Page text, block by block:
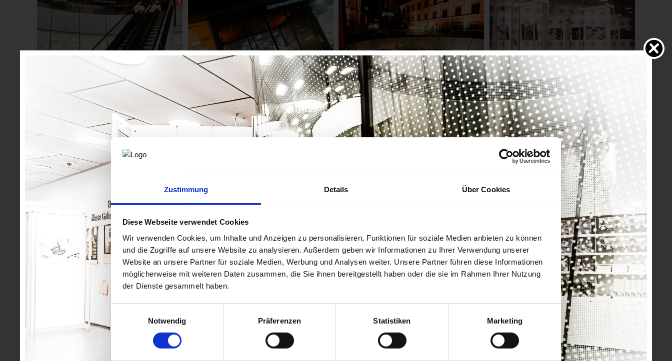
Zustimmung Details Über Cookies
Diese Webseite verwendet Cookies
Wir verwenden Cookies, um Inhalte und Anzeigen zu personalisieren, Funktionen für soziale Medien anbieten zu können
und die Zugriffe auf unsere Website zu analysieren. Außerdem geben wir Informationen zu Ihrer Verwendung unserer
Website an unsere Partner für soziale Medien, Werbung und Analysen weiter. Unsere Partner führen diese Informationen
möglicherweise mit weiteren Daten zusammen, die Sie ihnen bereitgestellt haben oder die sie im Rahmen Ihrer Nutzung
der Dienste gesammelt haben.
Notwendig
Präferenzen Statistiken Marketing